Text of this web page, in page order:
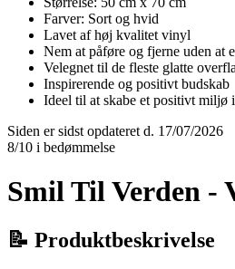
Farver: Sort og hvid
Lavet af høj kvalitet vinyl
Nem at påføre og fjerne uden at
Velegnet til de fleste glatte
Inspirerende og positivt budskab
Ideel til at skabe et positivt miljø
Siden er sidst opdateret d. 17/07/2026
8/10 i bedømmelse
Smil Til Verden -
📝 Produktbeskrivelse